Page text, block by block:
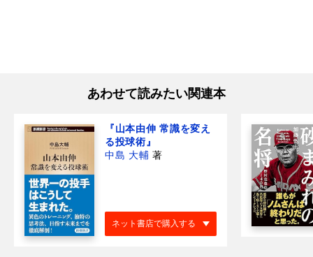
あわせて読みたい関連本
『山本由伸 常識を変え
る投球術』
中島 大輔 著
ネット書店で購入する